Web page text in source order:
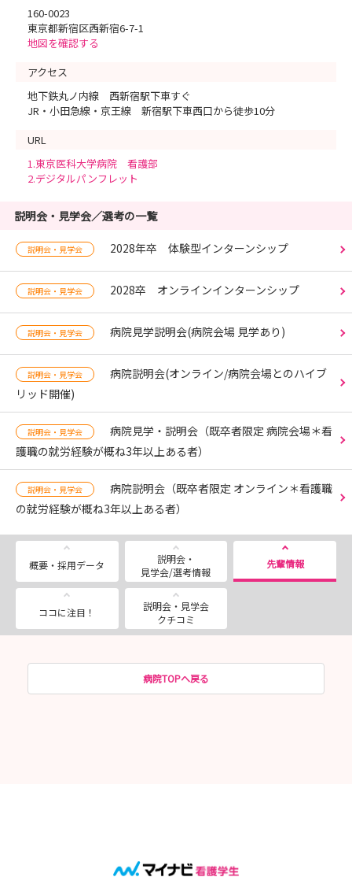
160-0023
東京都新宿区西新宿6-7-1
地図を確認する
アクセス
地下鉄丸ノ内線 西新宿駅下車すぐ
JR・小田急線・京王線 新宿駅下車西口から徒歩10分
URL
1.東京医科大学病院 看護部
2.デジタルパンフレット
説明会・見学会／選考の一覧
説明会・見学会 2028年卒 体験型インターンシップ
説明会・見学会 2028卒 オンラインインターンシップ
説明会・見学会 病院見学説明会(病院会場 見学あり)
説明会・見学会
病院説明会(オンライン/病院会場とのハイブ
リッド開催)
説明会・見学会
病院見学・説明会（既卒者限定 病院会場＊看
護職の就労経験が概ね3年以上ある者）
説明会・見学会
病院説明会（既卒者限定 オンライン＊看護職
の就労経験が概ね3年以上ある者）
概要・採用データ
説明会・
見学会/選考情報
先輩情報
ココに注目！
説明会・見学会
クチコミ
病院TOPへ戻る